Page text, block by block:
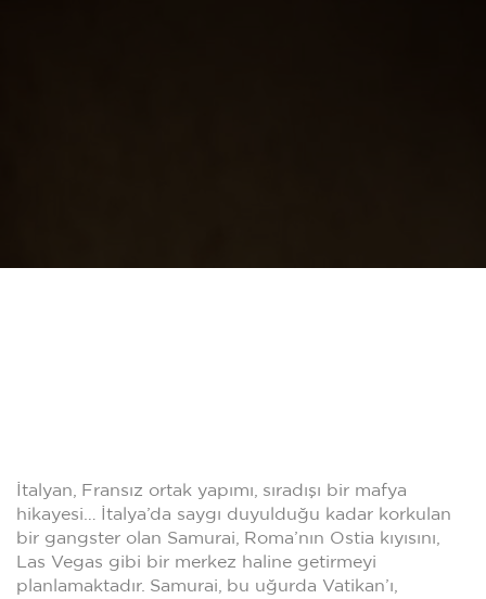
İtalyan, Fransız ortak yapımı, sıradışı bir mafya
hikayesi… İtalya’da saygı duyulduğu kadar korkulan
bir gangster olan Samurai, Roma’nın Ostia kıyısını,
Las Vegas gibi bir merkez haline getirmeyi
planlamaktadır. Samurai, bu uğurda Vatikan’ı,